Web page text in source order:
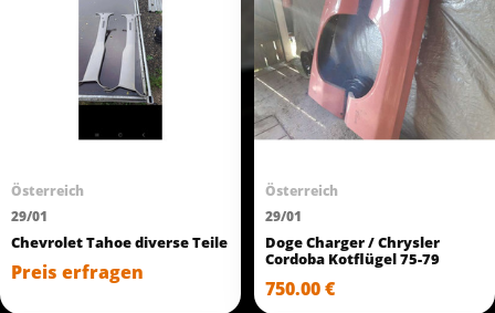
Österreich
29/01
Chevrolet Tahoe diverse Teile
Preis erfragen
Österreich
29/01
Doge Charger / Chrysler
Cordoba Kotflügel 75-79
750.00 €